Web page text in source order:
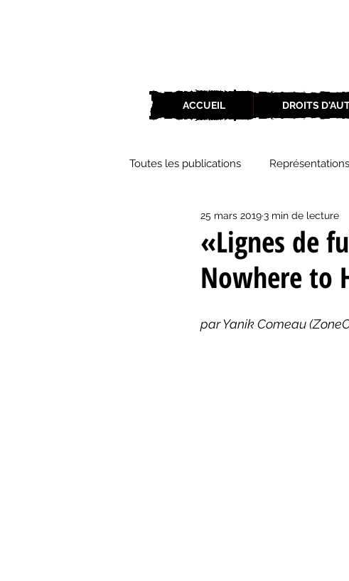
ACCUEIL DROITS
Toutes les publications Représentations
Zone Culture ZoneCulture 2019-
ZoneCulture 2018-2019
ZoneCulture 2022-2023
«Lignes de
Nowhere to
25 mars 20193 min de lecture
par Yanik Comeau